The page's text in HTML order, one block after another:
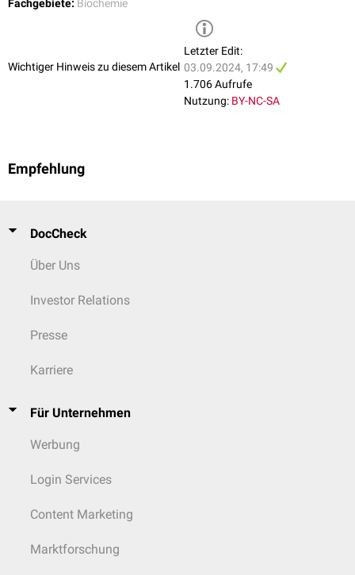
Fachgebiete: Biochemie
Wichtiger Hinweis zu diesem Artikel
Letzter Edit:
03.09.2024, 17:49
1.706 Aufrufe
Nutzung: BY-NC-SA
Empfehlung
DocCheck
Über Uns
Investor Relations
Presse
Karriere
Für Unternehmen
Werbung
Login Services
Content Marketing
Marktforschung